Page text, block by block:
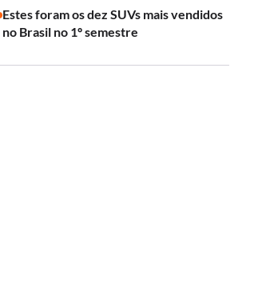
Estes foram os dez SUVs mais vendidos
no Brasil no 1º semestre